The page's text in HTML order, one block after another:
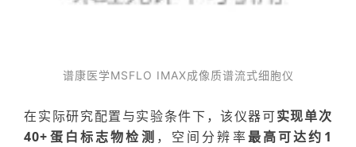
谱康医学MSFLO IMAX成像质谱流式细胞仪
在实际研究配置与实验条件下，该仪器可实现单次
40+蛋白标志物检测 ，空间分辨率最高可达约1